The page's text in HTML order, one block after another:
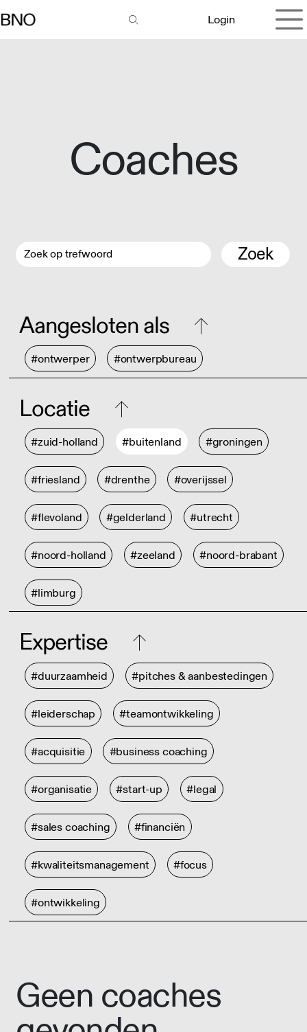
Login
Coaches
Zoek
Aangesloten als
#ontwerper #ontwerpbureau
Locatie
#zuid-holland #buitenland #groningen
#friesland #drenthe #overijssel
#flevoland #gelderland #utrecht
#noord-holland #zeeland #noord-brabant
#limburg
Expertise
#duurzaamheid #pitches & aanbestedingen
#leiderschap #teamontwikkeling
#acquisitie #business coaching
#organisatie #start-up #legal
#sales coaching #financiën
#kwaliteitsmanagement #focus
#ontwikkeling
Geen coaches